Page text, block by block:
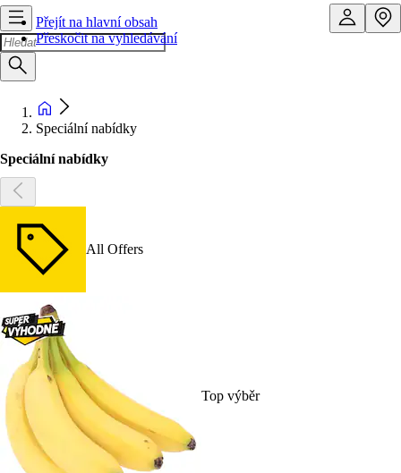
Přejít na hlavní obsah
Přeskočit na vyhledávání
Speciální nabídky
Speciální nabídky
All Offers
Top výběr